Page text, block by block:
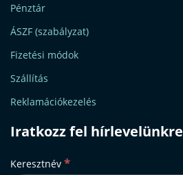
Pénztár
ÁSZF (szabályzat)
Fizetési módok
Szállítás
Reklamációkezelés
Iratkozz fel hírlevelünkre
Keresztnév *